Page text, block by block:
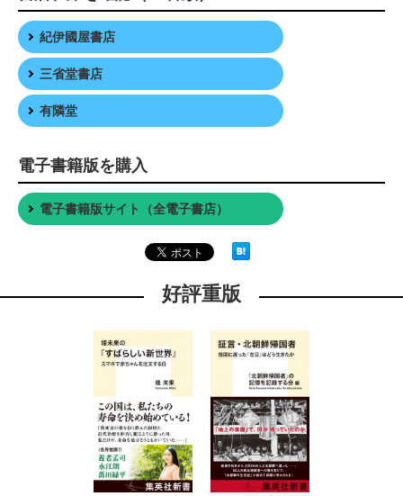
紀伊國屋書店
三省堂書店
有隣堂
電子書籍版を購入
電子書籍版サイト（全電子書店）
好評重版